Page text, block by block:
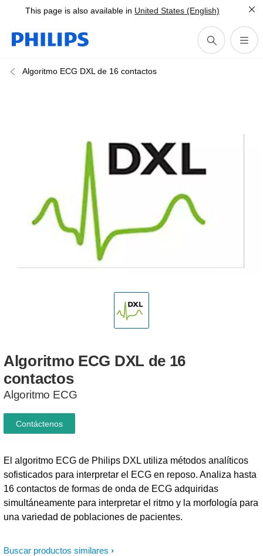
This page is also available in United States (English)
Algoritmo ECG DXL de 16 contactos
Algoritmo ECG DXL de 16
contactos
Algoritmo ECG
Buscar productos similares
El algoritmo ECG de Philips DXL utiliza métodos analíticos
sofisticados para interpretar el ECG en reposo. Analiza hasta
16 contactos de formas de onda de ECG adquiridas
simultáneamente para interpretar el ritmo y la morfología para
una variedad de poblaciones de pacientes.
Contáctenos